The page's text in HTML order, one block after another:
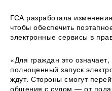
ГСА разработала
чтобы обеспечить
электронные сервисы в
«Для граждан это означает,
полноценный запуск
ждут. Стороны смогут
общения с судом — от